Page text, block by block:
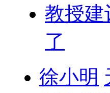
教授建
了
徐小明